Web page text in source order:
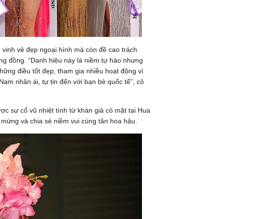
vẻ đẹp ngoại hình mà còn đề cao trách
đồng. “Danh hiệu này là niềm tự hào nhưng
điều tốt đẹp, tham gia nhiều hoạt động vì
nhân ái, tự tin đến với bạn bè quốc tế”, cô
sự cổ vũ nhiệt tình từ khán giả có mặt tại Hua
và chia sẻ niềm vui cùng tân hoa hậu.